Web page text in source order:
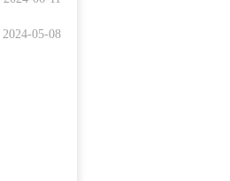
2024-05-08